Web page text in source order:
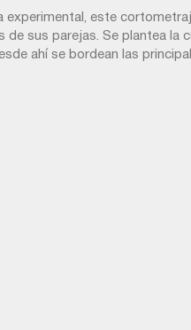
experimental, este
de sus parejas. Se plantea la
ahí se bordean las